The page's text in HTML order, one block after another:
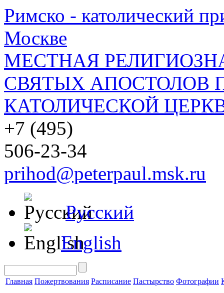
Римско - католический
Москве
МЕСТНАЯ
СВЯТЫХ АПОСТОЛОВ
КАТОЛИЧЕСКОЙ
+7 (495)
506-23-34
prihod@peterpaul.msk.ru
Русский
English
Главная Пожертвования Расписание Пастырство Фотографии